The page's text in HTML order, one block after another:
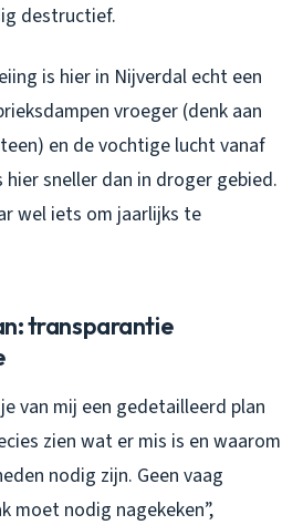
destructief.
is hier in Nijverdal echt een
vroeger (denk aan
en de vochtige lucht vanaf
sneller dan in droger gebied.
wel iets om jaarlijks te
transparantie
van mij een gedetailleerd plan
zien wat er mis is en waarom
nodig zijn. Geen vaag
moet nodig nagekeken”,